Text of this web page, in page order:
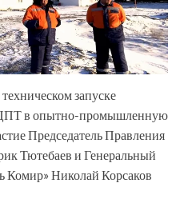
запуске
в опытно-промышленную
Председатель Правления
Тютебаев и Генеральный
Комир» Николай Корсаков